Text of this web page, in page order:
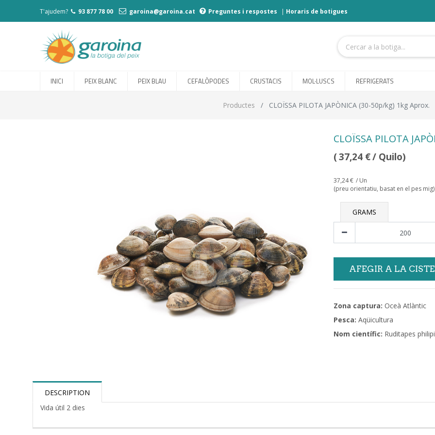
T'ajudem? 93 877 78 00 garoina@garoina.cat Preguntes i respostes | Horaris de botigues
INICI PEIX BLANC PEIX BLAU CEFALÒPODES CRUSTACIS MOL·LUSCS REFRIGERATS
Productes CLOÏSSA PILOTA JAPÒNICA (30-50p/kg) 1kg Aprox.
CLOÏSSA PILOTA
(37,24 €/ Quilo)
37,24€ / Un
(preu orientatiu, basat en el pes mig)
GRAMS
AFEGIR A LA
Zona captura: Oceà Atlàntic
Pesca: Aqüicultura
Nom científic: Ruditapes
DESCRIPTION
Vida útil 2 dies